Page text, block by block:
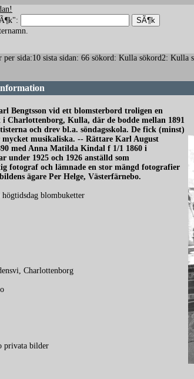
sida:10 sista sidan: 66 sökord: Kulla sökord2: Kulla
Bengtsson vid ett blomsterbord troligen en
Charlottenborg, Kulla, där de bodde mellan 1891
och drev bl.a. söndagsskola. De fick (minst)
musikaliska. -- Rättare Karl August
med Anna Matilda Kindal f 1/1 1860 i
1925 och 1926 anställd som
fotograf och lämnade en stor mängd fotografier
ägare Per Helge, Västerfärnebo.
blombuketter
Charlottenborg
privata bilder